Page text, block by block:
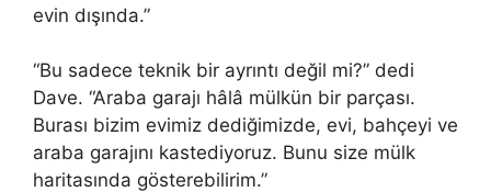
evin dışında.”
“Bu sadece teknik bir ayrıntı değil mi?” dedi
Dave. “Araba garajı hâlâ mülkün bir parçası.
Burası bizim evimiz dediğimizde, evi, bahçeyi ve
araba garajını kastediyoruz. Bunu size mülk
haritasında gösterebilirim.”